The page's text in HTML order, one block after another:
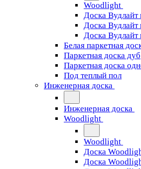
Woodlight
Доска
Доска
Доска
Белая паркетная
Паркетная доска дуб
Паркетная доска
Под теплый пол
Инженерная доска
Инженерная доска
Woodlight
Woodlight
Доска
Доска